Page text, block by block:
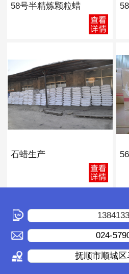
58号半精炼颗粒蜡
石蜡生产
024-
抚顺市顺城区